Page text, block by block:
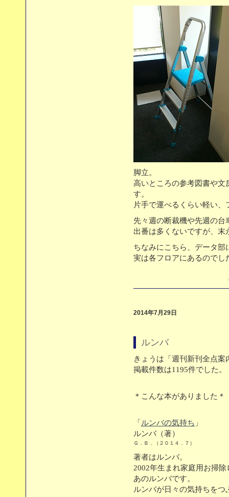
脚立。
高いところの参考図書や文
す。
片手で運べるくらい軽い
先々週の断裁機や先週の
出番は多くないですが、
ちなみにこちら、データ部
実は各フロアにあるのでし
2014年7月29日
ルンバ
きょうは「週刊新刊全点案
掲載件数は1195件でした。
＊こんな本がありました＊
「 ルンバの気持ち 」
ルンバ（著）
Ｇ．Ｂ．（２０１４．７）
著者はルンバ。
2002年生まれ家庭用お掃除
あのルンバです。
ルンバが日々の気持ちをつ